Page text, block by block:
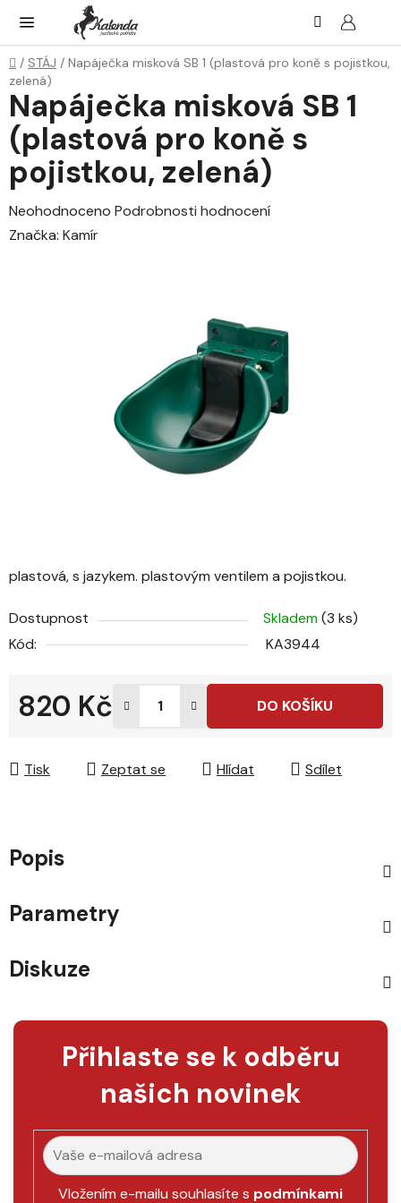
obsah
Domů
/ STÁJ / Napáječka misková SB 1 (plastová pro koně s pojistkou,
zelená)
plastová, s jazykem. plastovým ventilem a pojistkou.
Dostupnost Skladem(3 ks)
Kód:
KA3944
820 Kč DO KOŠÍKU
Tisk Zeptat se Hlídat Sdílet
Napáječka misková SB 1
(plastová pro koně s
pojistkou, zelená)
Průměrné
hodnocení
Neohodnoceno Podrobnosti hodnocení
Značka: Kamír
Popis
Parametry
Diskuze
Přihlaste se k odběru
našich novinek
Vložením e-mailu souhlasíte s podmínkami